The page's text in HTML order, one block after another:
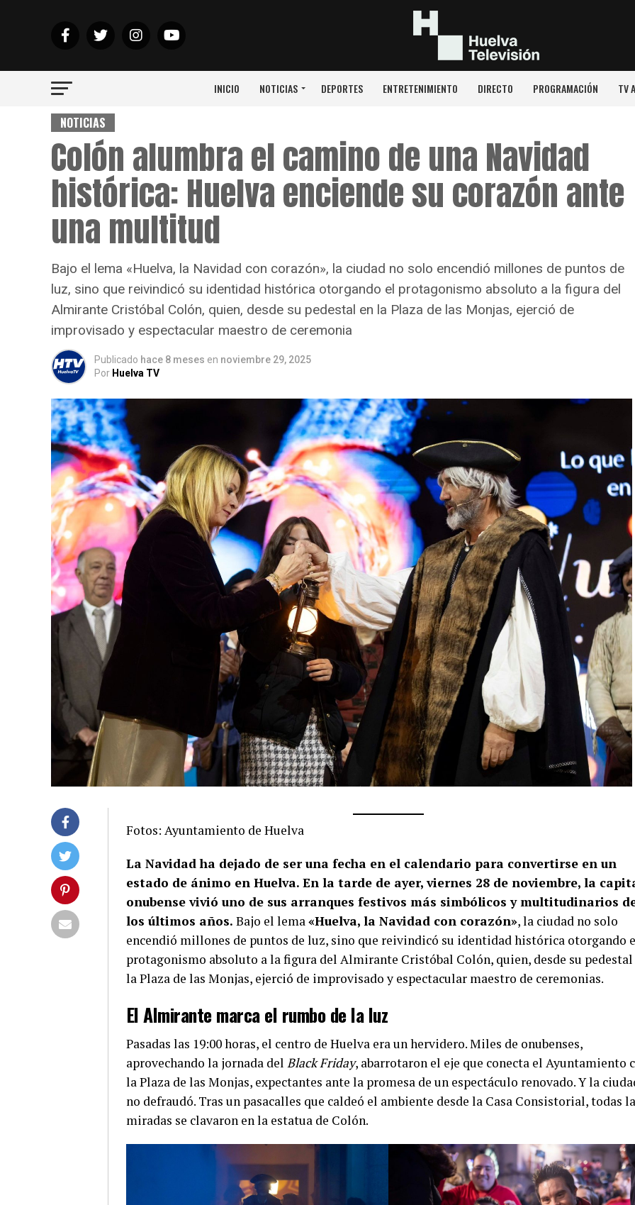
INICIO NOTICIAS DEPORTES ENTRETENIMIENTO DIRECTO PROGRAMACIÓN TV
NOTICIAS
Colón alumbra el camino de una Navidad
histórica: Huelva enciende su corazón ante
una multitud
Bajo el lema «Huelva, la Navidad con corazón», la ciudad no solo encendió millones de puntos de
luz, sino que reivindicó su identidad histórica otorgando el protagonismo absoluto a la figura del
Almirante Cristóbal Colón, quien, desde su pedestal en la Plaza de las Monjas, ejerció de
improvisado y espectacular maestro de ceremonia
Publicado hace 8 meses en noviembre 29, 2025
Por Huelva TV
Fotos: Ayuntamiento de Huelva
La Navidad ha dejado de ser una fecha en el calendario para convertirse en un
estado de ánimo en Huelva. En la tarde de ayer, viernes 28 de noviembre, la
onubense vivió uno de sus arranques festivos más simbólicos y multitudinarios
los últimos años. Bajo el lema«Huelva, la Navidad con corazón», la ciudad no solo
encendió millones de puntos de luz, sino que reivindicó su identidad histórica otorgando
protagonismo absoluto a la figura del Almirante Cristóbal Colón, quien, desde su pedestal
la Plaza de las Monjas, ejerció de improvisado y espectacular maestro de ceremonias.
El Almirante marca el rumbo de la luz
Pasadas las 19:00 horas, el centro de Huelva era un hervidero. Miles de onubenses,
aprovechando la jornada del Black Friday, abarrotaron el eje que conecta el Ayuntamiento
la Plaza de las Monjas, expectantes ante la promesa de un espectáculo renovado. Y la
no defraudó. Tras un pasacalles que caldeó el ambiente desde la Casa Consistorial, todas
miradas se clavaron en la estatua de Colón.